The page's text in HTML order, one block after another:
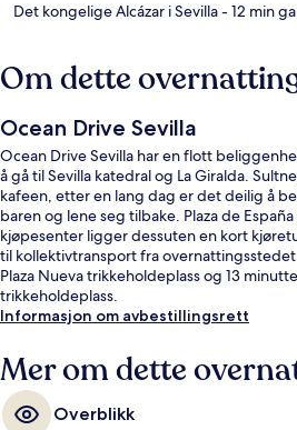
Det kongelige Alcázar i Sevilla- 12 min
Om dette
Ocean Drive Sevilla
Ocean Drive Sevilla har en flott
å gå til Sevilla katedral og La Giralda.
kafeen, etter en lang dag er det deilig å
baren og lene seg tilbake. Plaza de
kjøpesenter ligger dessuten en kort
til kollektivtransport fra
Plaza Nueva trikkeholdeplass og 13
trikkeholdeplass.
Informasjon om avbestillingsrett
Mer om dette
Overblikk